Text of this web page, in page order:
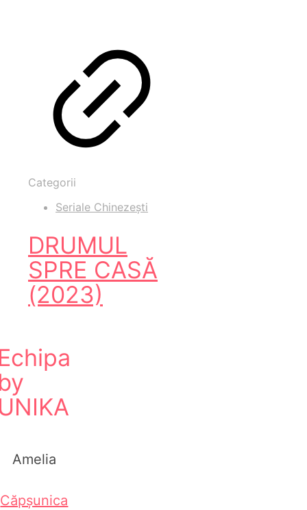
Categorii
Seriale Chinezești
DRUMUL
SPRE CASĂ
(2023)
Amelia
Căpșunica